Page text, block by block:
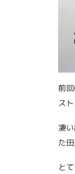
前
ス
凄
た
と